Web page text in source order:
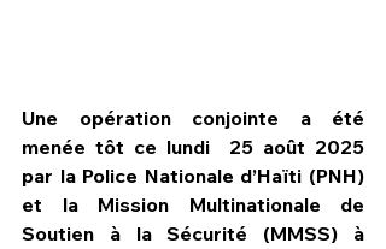
Une opération conjointe a été
menée tôt ce lundi  25 août 2025
par la Police Nationale d’Haïti (PNH)
et la Mission Multinationale de
Soutien à la Sécurité (MMSS) à